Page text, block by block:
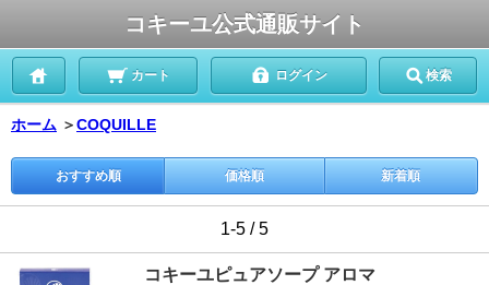
コキーユ公式通販サイト
カート ログイン 検索
ホーム ＞COQUILLE
おすすめ順 価格順 新着順
1-5 / 5
コキーユピュアソープ アロマ